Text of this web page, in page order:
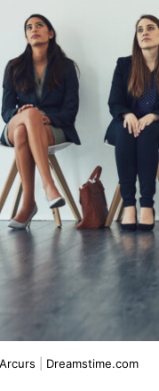
Dreamstime.com